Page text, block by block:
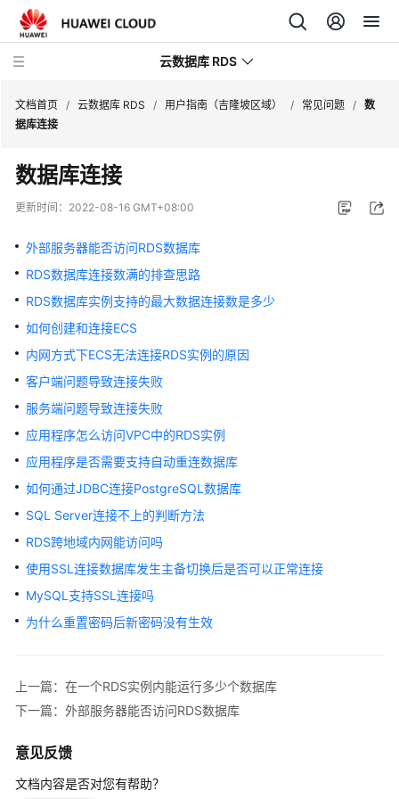
云数据库 RDS
产
介
绍
计
费
说
明
快
速
入
门
内
介
绍
用
户
最
实
文档首页 / 云数据库 RDS / 用户指南（吉隆坡区域） / 常见问题 / 数
据库连接
数据库连接
更新时间： 2022-08-16 GMT+08:00
外部服务器能否访问RDS数据库
RDS数据库连接数满的排查思路
RDS数据库实例支持的最大数据连接数是多少
如何创建和连接ECS
内网方式下ECS无法连接RDS实例的原因
客户端问题导致连接失败
服务端问题导致连接失败
应用程序怎么访问VPC中的RDS实例
应用程序是否需要支持自动重连数据库
如何通过JDBC连接PostgreSQL数据库
SQL Server连接不上的判断方法
RDS跨地域内网能访问吗
使用SSL连接数据库发生主备切换后是否可以正常连接
MySQL支持SSL连接吗
为什么重置密码后新密码没有生效
上一篇：在一个RDS实例内能运行多少个数据库
下一篇：外部服务器能否访问RDS数据库
意见反馈
文档内容是否对您有帮助？